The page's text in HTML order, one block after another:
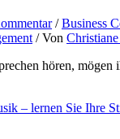
/Business
/ Von
hören, mögen
– lernen Sie Ihre